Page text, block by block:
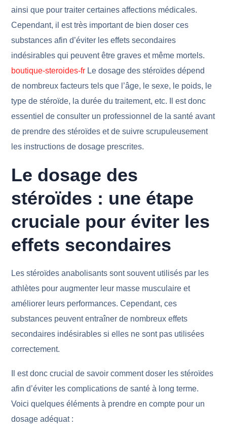
ainsi que pour traiter certaines affections médicales.
Cependant, il est très important de bien doser ces
substances afin d’éviter les effets secondaires
indésirables qui peuvent être graves et même mortels.
boutique-steroides-fr Le dosage des stéroïdes dépend
de nombreux facteurs tels que l’âge, le sexe, le poids, le
type de stéroïde, la durée du traitement, etc. Il est donc
essentiel de consulter un professionnel de la santé avant
de prendre des stéroïdes et de suivre scrupuleusement
les instructions de dosage prescrites.
Le dosage des
stéroïdes : une étape
cruciale pour éviter les
effets secondaires
Les stéroïdes anabolisants sont souvent utilisés par les
athlètes pour augmenter leur masse musculaire et
améliorer leurs performances. Cependant, ces
substances peuvent entraîner de nombreux effets
secondaires indésirables si elles ne sont pas utilisées
correctement.
Il est donc crucial de savoir comment doser les stéroïdes
afin d’éviter les complications de santé à long terme.
Voici quelques éléments à prendre en compte pour un
dosage adéquat :